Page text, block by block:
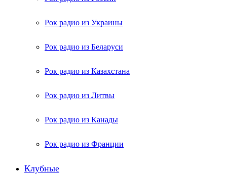
Рок радио из Украины
Рок радио из Беларуси
Рок радио из Казахстана
Рок радио из Литвы
Рок радио из Канады
Рок радио из Франции
Клубные